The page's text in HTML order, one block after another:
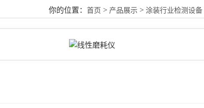
你的位置：首页 > 产品展示 >涂装行业检测设备